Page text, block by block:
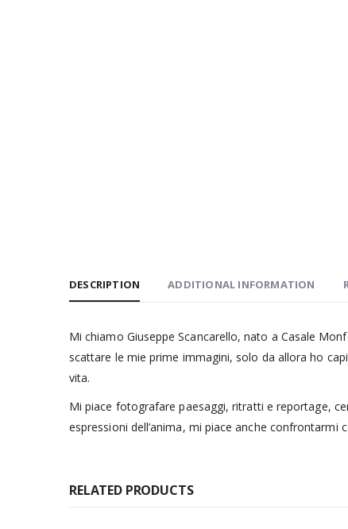
DESCRIPTION ADDITIONAL INFORMATION
Mi chiamo Giuseppe Scancarello, nato a Casale
scattare le mie prime immagini, solo da allora ho
vita.
Mi piace fotografare paesaggi, ritratti e reportage,
espressioni dell’anima, mi piace anche
RELATED PRODUCTS